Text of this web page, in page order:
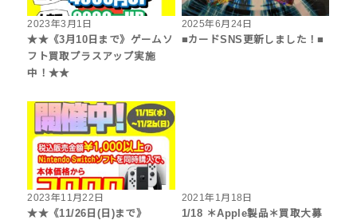
2023年3月1日
★★《3月10日まで》ゲームソ
フト買取プラスアップ実施
中！★★
2025年6月24日
■カードSNS更新しました！■
2023年11月22日
★★《11/26日(日)まで》
2021年1月18日
1/18 ＊Apple製品＊買取大募